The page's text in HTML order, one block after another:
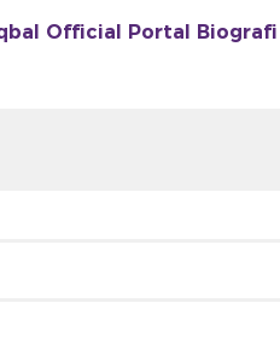
Official Portal